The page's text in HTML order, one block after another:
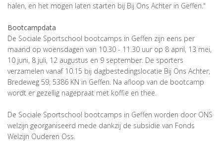
halen, en het mogen laten starten bij Bij Ons Achter in Geffen."
Bootcampdata
De Sociale Sportschool bootcamps in Geffen zijn eens per
maand op woensdagen van 10.30 - 11.30 uur op 8 april, 13 mei,
10 juni, 8 juli, 12 augustus en 9 september. De sporters
verzamelen vanaf 10.15 bij dagbestedingslocatie Bij Ons Achter,
Bredeweg 59, 5386 KN in Geffen. Na afloop van de bootcamp
wordt er gezellig nagepraat met koffie en thee.
De Sociale Sportschool bootcamps in Geffen worden door ONS
welzijn georganiseerd mede dankzij de subsidie van Fonds
Welzijn Ouderen Oss.